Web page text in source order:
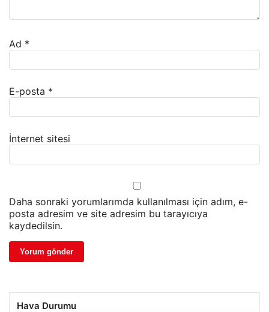
Ad *
E-posta *
İnternet sitesi
Daha sonraki yorumlarımda kullanılması için adım, e-
posta adresim ve site adresim bu tarayıcıya
kaydedilsin.
Hava Durumu